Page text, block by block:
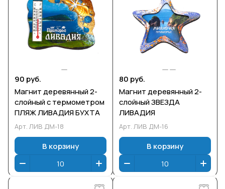
90 руб.
Магнит деревянный 2-
слойный с термометром
ПЛЯЖ ЛИВАДИЯ БУХТА
Арт. ЛИВ ДМ-18
В корзину
80 руб.
Магнит деревянный 2-
слойный ЗВЕЗДА
ЛИВАДИЯ
Арт. ЛИВ ДМ-16
В корзину